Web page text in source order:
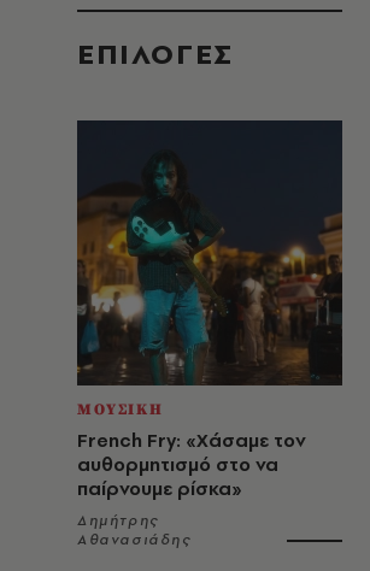
EΠΙΛΟΓΈΣ
ΜΟΥΣΙΚΗ
French Fry: «Χάσαμε τον
αυθορμητισμό στο να
παίρνουμε ρίσκα»
Δημήτρης
Αθανασιάδης